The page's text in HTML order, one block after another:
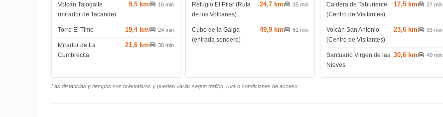
Volcán Tajogaite
(mirador de Tacande)
9,5 km 16 min
Torre El Time 19,4 km 24 min
Mirador de La
Cumbrecita
21,6 km 38 min
Refugio El Pilar (Ruta
de los Volcanes)
24,7 km 35 min
Cubo de la Galga
(entrada sendero)
49,9 km 61 min
Caldera de Taburiente
(Centro de Visitantes)
17,5 km 27 min
Volcán San Antonio
(Centro de Visitantes)
23,6 km 33 min
Santuario Virgen de las
Nieves
30,6 km 40 min
Las distancias y tiempos son orientativos y pueden variar segun trafico, ruta o condiciones de acceso.